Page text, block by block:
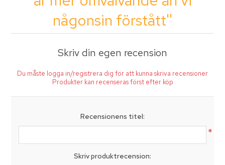
någonsin förstått
Skriv din egen recension
Du måste logga in/registrera dig för att kunna skriva recensioner
Produkter kan recenseras först efter köp
Recensionens titel:
*
Skriv produktrecension: